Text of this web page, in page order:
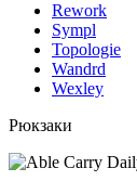
Rework
Sympl
Topologie
Wandrd
Wexley
Рюкзаки